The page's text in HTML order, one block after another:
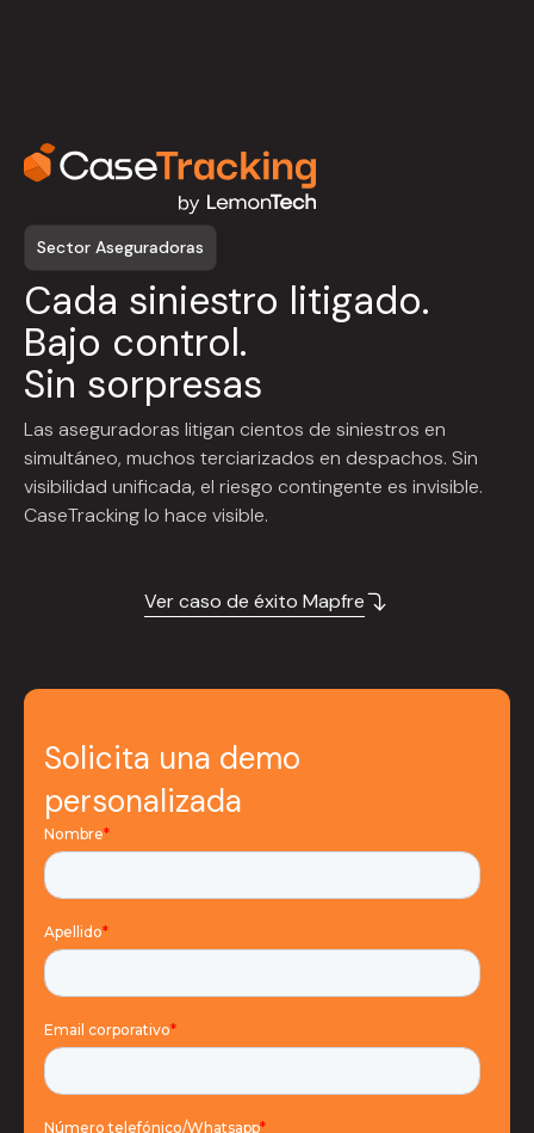
Sector Aseguradoras
Cada siniestro litigado.
Bajo control.
Sin sorpresas
Las aseguradoras litigan cientos de siniestros en
simultáneo, muchos terciarizados en despachos. Sin
visibilidad unificada, el riesgo contingente es invisible.
CaseTracking lo hace visible.
Ver caso de éxito Mapfre
Solicita una demo
personalizada